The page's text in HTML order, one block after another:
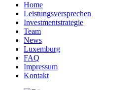
Home
Leistungsversprechen
Investmentstrategie
Team
News
Luxemburg
FAQ
Impressum
Kontakt